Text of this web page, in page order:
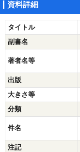
資料詳細
タイトル
副書名
著者名等
出版
大きさ等
分類
件名
注記